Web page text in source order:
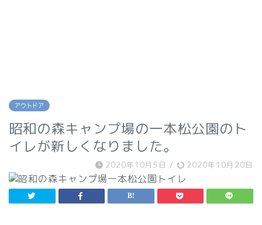
アウトドア
昭和の森キャンプ場の一本松公園のト
イレが新しくなりました。
2020年10月5日 / 2020年10月20日